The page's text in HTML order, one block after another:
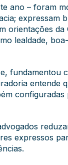
ano – foram
expressam
orientações
lealdade,
fundamentou
entende
expressos